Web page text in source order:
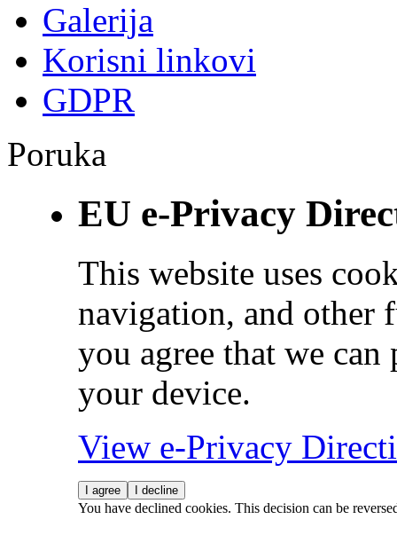
Galerija
Korisni linkovi
GDPR
Poruka
EU e-Privacy
This website uses
navigation, and other
you agree that we can
your device.
View e-Privacy
I agree I decline
You have declined cookies. This decision can be